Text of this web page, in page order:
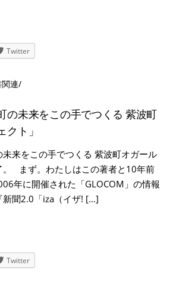
Twitter
連/
の未来をこの手でつくる 紫波町
ト」
来をこの手でつくる 紫波町オガール
。 まず。わたしはこの著者と10年前
年に開催された「GLOCOM」の情報
新聞2.0「iza（イザ! […]
Twitter